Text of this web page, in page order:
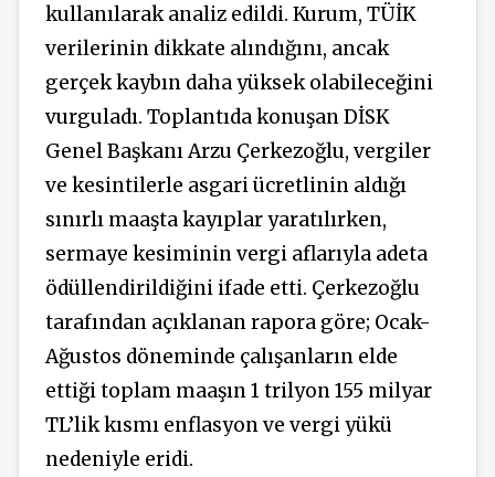
kullanılarak analiz edildi. Kurum, TÜİK
verilerinin dikkate alındığını, ancak
gerçek kaybın daha yüksek olabileceğini
vurguladı. Toplantıda konuşan DİSK
Genel Başkanı Arzu Çerkezoğlu, vergiler
ve kesintilerle asgari ücretlinin aldığı
sınırlı maaşta kayıplar yaratılırken,
sermaye kesiminin vergi aflarıyla adeta
ödüllendirildiğini ifade etti. Çerkezoğlu
tarafından açıklanan rapora göre; Ocak-
Ağustos döneminde çalışanların elde
ettiği toplam maaşın 1 trilyon 155 milyar
TL’lik kısmı enflasyon ve vergi yükü
nedeniyle eridi.